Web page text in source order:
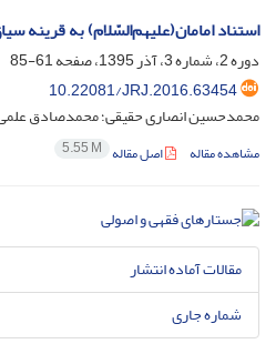
استناد امامان(علیهم‌السّلام) به قرینه
دوره 2، شماره 3، آذر 1395، صفحه
61-85
10.22081/JRJ.2016.63454
محمدحسین انصاری حقیقی؛ محمدصادق
مشاهده مقاله اصل مقاله 5.55 M
مقالات آماده انتشار
شماره جاری